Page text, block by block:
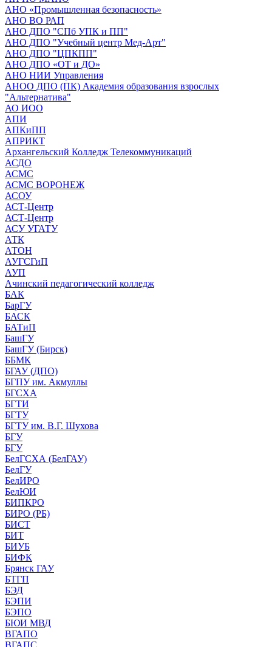
АНО «Промышленная безопасность»
АНО ВО РАП
АНО ДПО "СПб УПК и ПП"
АНО ДПО "Учебный центр Мед-Арт"
АНО ДПО "ЦПКПП"
АНО ДПО «ОТ и ДО»
АНО НИИ Управления
АНОО ДПО (ПК) Академия образования взрослых
"Альтернатива"
АО ИОО
АПИ
АПКиПП
АПРИКТ
Архангельский Колледж Телекоммуникаций
АСДО
АСМС
АСМС ВОРОНЕЖ
АСОУ
АСТ-Центр
АСТ-Центр
АСУ УГАТУ
АТК
АТОН
АУГСГиП
АУП
Ачинский педагогический колледж
БАК
БарГУ
БАСК
БАТиП
БашГУ
БашГУ (Бирск)
ББМК
БГАУ (ДПО)
БГПУ им. Акмуллы
БГСХА
БГТИ
БГТУ
БГТУ им. В.Г. Шухова
БГУ
БГУ
БелГСХА (БелГАУ)
БелГУ
БелИРО
БелЮИ
БИПКРО
БИРО (РБ)
БИСТ
БИТ
БИУБ
БИФК
Брянск ГАУ
БТГП
БЭД
БЭПИ
БЭПО
БЮИ МВД
ВГАПО
ВГАПС